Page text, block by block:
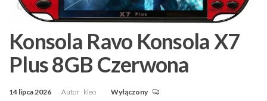
Konsola Ravo Konsola X7
Plus 8GB Czerwona
14 lipca 2026 Autor kleo Wyłączony